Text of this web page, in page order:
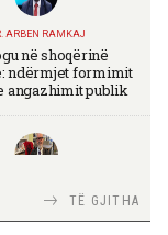
ARBEN RAMKAJ
në shoqërinë
ndërmjet formimit
angazhimit publik
DIPLOMATTË GJITHA